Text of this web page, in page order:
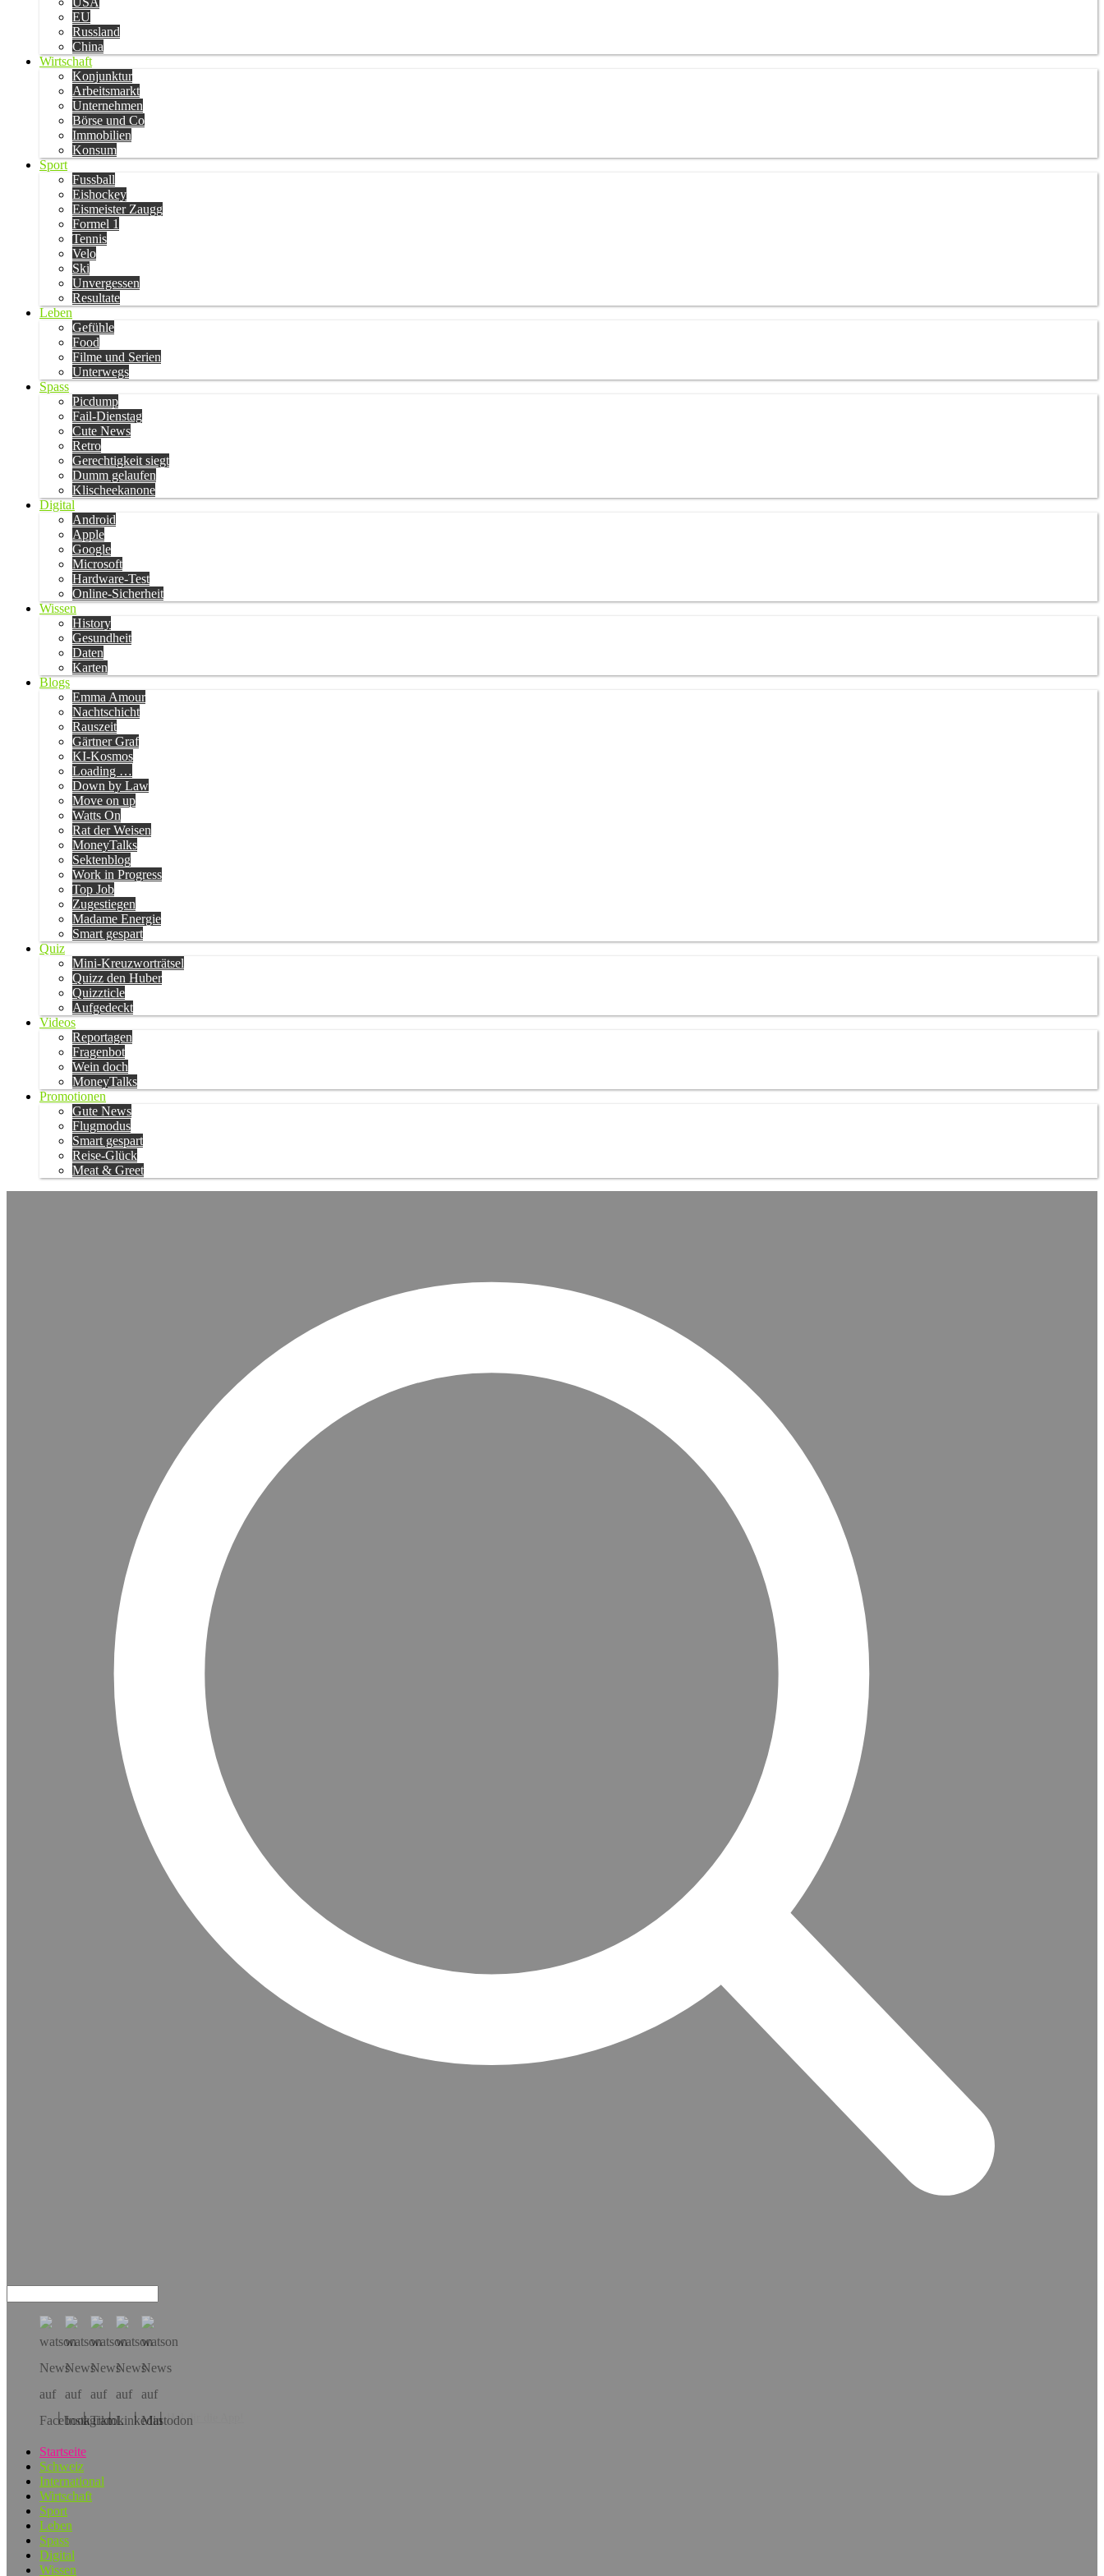
EU
Russland
China
Wirtschaft
Konjunktur
Arbeitsmarkt
Unternehmen
Börse und Co
Immobilien
Konsum
Sport
Fussball
Eishockey
Eismeister Zaugg
Formel 1
Tennis
Velo
Ski
Unvergessen
Resultate
Leben
Gefühle
Food
Filme und Serien
Unterwegs
Spass
Picdump
Fail-Dienstag
Cute News
Retro
Gerechtigkeit siegt
Dumm gelaufen
Klischeekanone
Digital
Android
Apple
Google
Microsoft
Hardware-Test
Online-Sicherheit
Wissen
History
Gesundheit
Daten
Karten
Blogs
Emma Amour
Nachtschicht
Rauszeit
Gärtner Graf
KI-Kosmos
Loading …
Down by Law
Move on up
Watts On
Rat der Weisen
MoneyTalks
Sektenblog
Work in Progress
Top Job
Zugestiegen
Madame Energie
Smart gespart
Quiz
Mini-Kreuzworträtsel
Quizz den Huber
Quizzticle
Aufgedeckt
Videos
Reportagen
Fragenbot
Wein doch
MoneyTalks
Promotionen
Gute News
Flugmodus
Smart gespart
Reise-Glück
Meat & Greet
Hol dir die App!
Startseite
Schweiz
International
Wirtschaft
Sport
Leben
Spass
Digital
Wissen